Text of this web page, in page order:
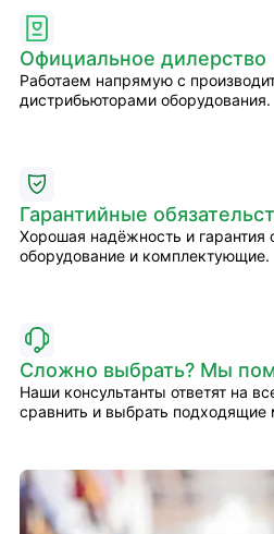
Официальное дилерство
Работаем напрямую с
дистрибьюторами оборудования.
Гарантийные
Хорошая надёжность и гарантия
оборудование и комплектующие.
Сложно выбрать? Мы
Наши консультанты ответят на
сравнить и выбрать подходящие